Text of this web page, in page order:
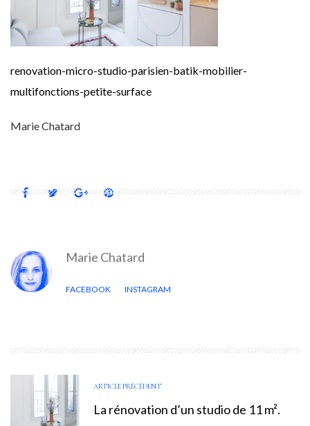
renovation-micro-studio-parisien-batik-mobilier-
multifonctions-petite-surface
Marie Chatard
Marie Chatard
FACEBOOK INSTAGRAM
ARTICLE PRÉCÉDENT
La rénovation d’un studio de 11 m².